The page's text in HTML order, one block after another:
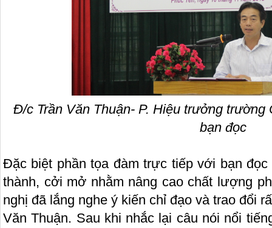
Đ/c Trần Văn Thuận- P. Hiệu trưởng
bạn đọc
Đặc biệt phần tọa đàm trực tiếp với bạn
thành, cởi mở nhằm nâng cao chất lượng
nghị đã lắng nghe ý kiến chỉ đạo và trao đổi
Văn Thuận. Sau khi nhắc lại câu nói nổi